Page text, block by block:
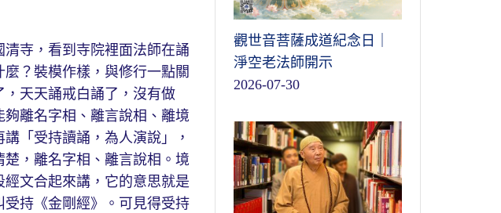
寺，看到寺院裡面法師在誦
？裝模作樣，與修行一點關
天天誦戒白誦了，沒有做
離名字相、離言說相、離境
「受持讀誦，為人演說」，
，離名字相、離言說相。境
文合起來講，它的意思就是
持《金剛經》。可見得受持
觀世音菩薩成道紀念日｜
淨空老法師開示
2026-07-30